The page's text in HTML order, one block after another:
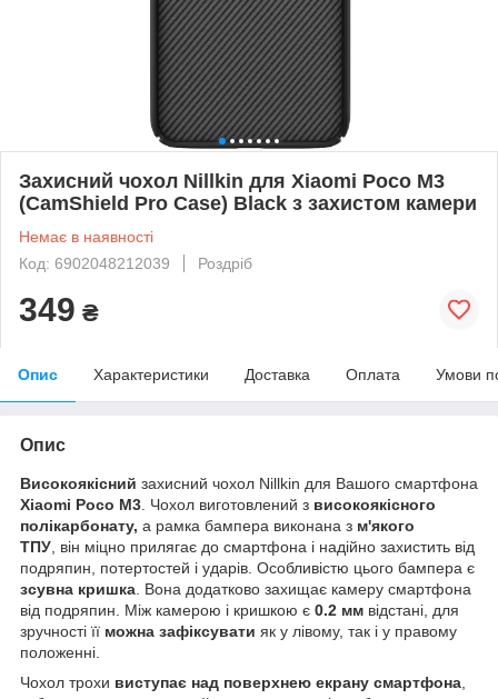
Захисний чохол Nillkin для Xiaomi Poco M3
(CamShield Pro Case) Black з захистом камери
Немає в наявності
Код: 6902048212039
Роздріб
349 ₴
Опис Характеристики Доставка Оплата Умови
Опис
Високоякісний захисний чохол Nillkin для Вашого смартфона
Xiaomi Poco M3 . Чохол виготовлений з високоякісного
полікарбонату, а рамка бампера виконана з м'якого
ТПУ , він міцно прилягає до смартфона і надійно захистить від
подряпин, потертостей і ударів. Особливістю цього бампера є
зсувна кришка . Вона додатково захищає камеру смартфона
від подряпин. Між камерою і кришкою є 0.2 мм відстані, для
зручності її можна зафіксувати як у лівому, так і у правому
положенні.
Чохол трохи виступає над поверхнею екрану смартфона